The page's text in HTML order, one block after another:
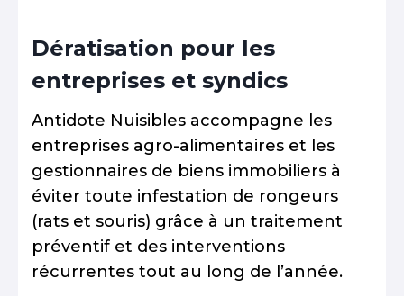
Dératisation pour les
entreprises et syndics
Antidote Nuisibles accompagne les
entreprises agro-alimentaires et les
gestionnaires de biens immobiliers à
éviter toute infestation de rongeurs
(rats et souris) grâce à un traitement
préventif et des interventions
récurrentes tout au long de l’année.